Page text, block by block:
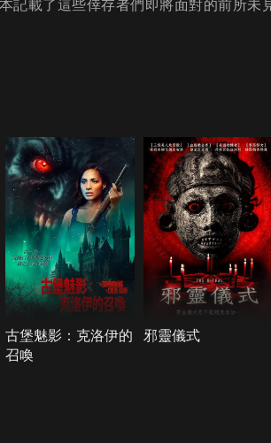
記載了這些倖存者們即將面對的前所未
古堡魅影：克洛伊的
召喚
邪靈儀式